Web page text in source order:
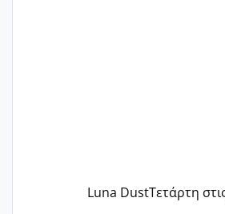
Luna DustΤετάρτη